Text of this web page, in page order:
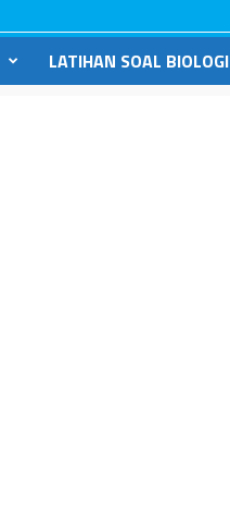
LATIHAN SOAL BIOLOGI